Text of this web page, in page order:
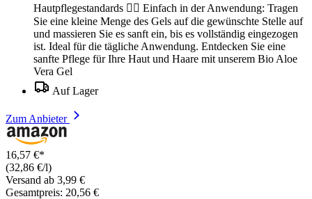
Hautpflegestandards 💆‍♀️ Einfach in der Anwendung: Tragen
Sie eine kleine Menge des Gels auf die gewünschte Stelle auf
und massieren Sie es sanft ein, bis es vollständig eingezogen
ist. Ideal für die tägliche Anwendung. Entdecken Sie eine
sanfte Pflege für Ihre Haut und Haare mit unserem Bio Aloe
Vera Gel
Auf Lager
Zum Anbieter
16,57 €*
(32,86 €/l)
Versand ab 3,99 €
Gesamtpreis: 20,56 €